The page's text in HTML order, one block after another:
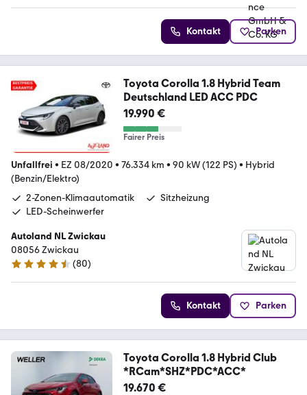
Kontakt Parken
Toyota Corolla 1.8 Hybrid Team
Deutschland LED ACC PDC
19.990 €
Fairer Preis
Unfallfrei • EZ 08/2020 • 76.334 km • 90 kW (122 PS) • Hybrid
(Benzin/Elektro)
2-Zonen-Klimaautomatik
Sitzheizung
LED-Scheinwerfer
Autoland NL Zwickau
08056 Zwickau
4.6 Sterne
(80)
Kontakt Parken
Toyota Corolla 1.8 Hybrid Club
*RCam*SHZ*PDC*ACC*
19.670 €